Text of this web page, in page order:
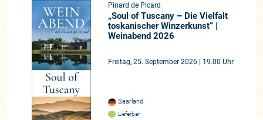
Pinard de Picard
„Soul of Tuscany – Die Vielfalt
toskanischer Winzerkunst“ |
Weinabend 2026
Freitag, 25. September 2026 | 19.00 Uhr
Saarland
Lieferbar